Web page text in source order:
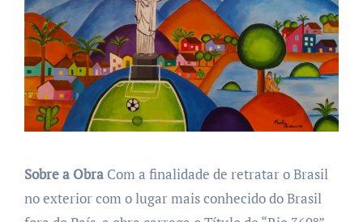
Sobre a Obra Com a finalidade de retratar o Brasil
no exterior com o lugar mais conhecido do Brasil